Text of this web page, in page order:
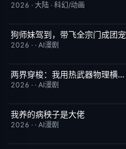
2026 · 大陆 · 科幻/动画
完结 10.0
狗师妹驾到，带飞全宗门成团宠
2026 · · AI漫剧
完结 10.0两界穿梭：我用热武器物理横推修真界
2026 · · AI漫剧
完结
我养的病秧子是大佬
2026 · · AI漫剧